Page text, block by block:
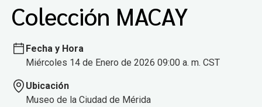
Colección MACAY
Fecha y Hora
Miércoles 14 de Enero de 2026 09:00 a. m. CST
Ubicación
Museo de la Ciudad de Mérida